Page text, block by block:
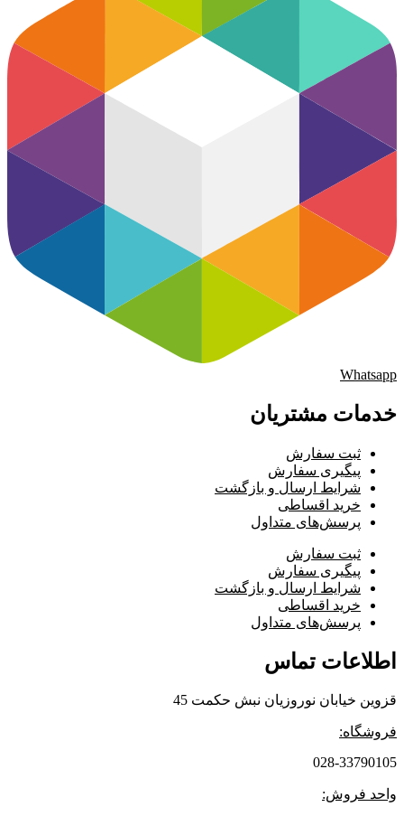
Whatsapp
خدمات مشتریان
ثبت سفارش
پیگیری سفارش
شرایط ارسال و بازگشت
خرید اقساطی
پرسش‌های متداول
ثبت سفارش
پیگیری سفارش
شرایط ارسال و بازگشت
خرید اقساطی
پرسش‌های متداول
اطلاعات تماس
قزوین خیابان نوروزیان نبش حکمت 45
فروشگاه:
028-33790105
واحد فروش: